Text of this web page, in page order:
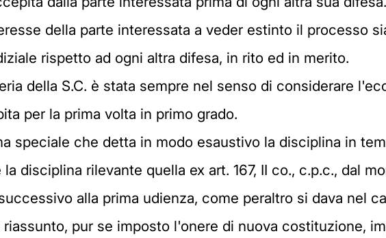
della parte interessata a veder estinto il processo
rispetto ad ogni altra difesa, in rito ed in merito.
della S.C. è stata sempre nel senso di considerare
per la prima volta in primo grado.
speciale che detta in modo esaustivo la disciplina in
disciplina rilevante quella ex art. 167, II co., c.p.c., dal
alla prima udienza, come peraltro si dava nel
pur se imposto l'onere di nuova costituzione,